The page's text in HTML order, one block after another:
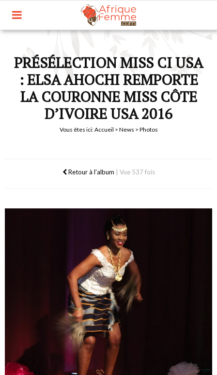
PRÉSÉLECTION MISS CI USA
: ELSA AHOCHI REMPORTE
LA COURONNE MISS CÔTE
D’IVOIRE USA 2016
Vous êtes ici:Accueil > News > Photos
Retour à l'album Vue 537 fois